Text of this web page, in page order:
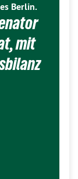
Berlin.
mit